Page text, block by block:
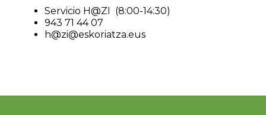
Servicio H@ZI (8:00-14:30)
943 71 44 07
h@zi@eskoriatza.eus